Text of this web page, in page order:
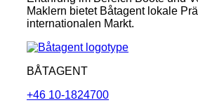
Maklern bietet Båtagent lokale
internationalen Markt.
BÅTAGENT
+46 10-1824700